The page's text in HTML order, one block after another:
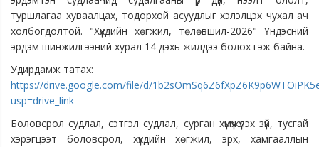
туршлагаа хуваалцах, тодорхой асуудлыг хэлэлцэх чухал ач
холбогдолтой. "Хүүхдийн хөгжил, төлөвшил-2026" Үндэсний
эрдэм шинжилгээний хурал 14 дэхь жилдээ болох гэж байна.
Удирдамж татах:
https://drive.google.com/file/d/
usp=drive_link
Боловсрол судлал, сэтгэл судлал, сурган хүмүүжүүлэх зүй, тусгай
хэрэгцээт боловсрол, хүүхдийн хөгжил, эрх, хамгааллын